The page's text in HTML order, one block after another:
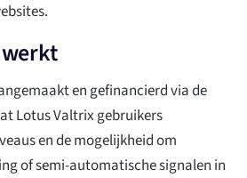
en gefinancierd via de
Lotus Valtrix gebruikers
en de mogelijkheid om
of semi-automatische signalen in